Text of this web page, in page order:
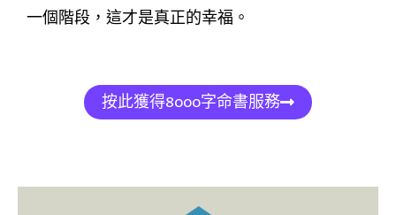
一個階段，這才是真正的幸福。
按此獲得8000字命書服務